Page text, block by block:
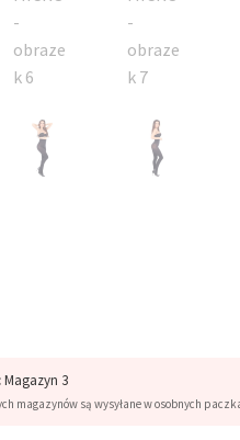
Magazyn 3
magazynów są wysyłane w osobnych